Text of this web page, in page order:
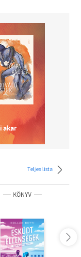
Teljes lista
KÖNYV